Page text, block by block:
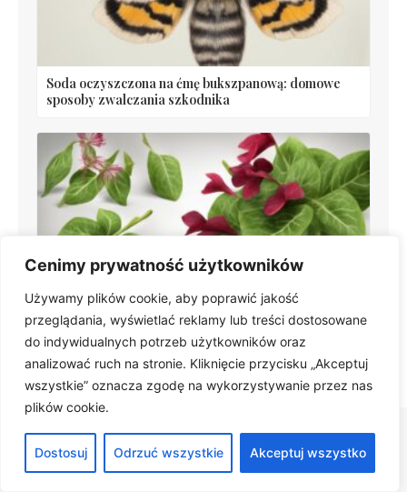
Cenimy prywatność użytkowników
Używamy plików cookie, aby poprawić jakość
przeglądania, wyświetlać reklamy lub treści dostosowane
do indywidualnych potrzeb użytkowników oraz
analizować ruch na stronie. Kliknięcie przycisku „Akceptuj
wszystkie” oznacza zgodę na wykorzystywanie przez nas
plików cookie.
Dostosuj Odrzuć wszystkie Akceptuj wszystko
Soda oczyszczona na ćmę bukszpanową: domowe
sposoby zwalczania szkodnika
Szczawik – uprawa, pielęgnacja i odmiany w
doniczce (Oxalis triangularis)